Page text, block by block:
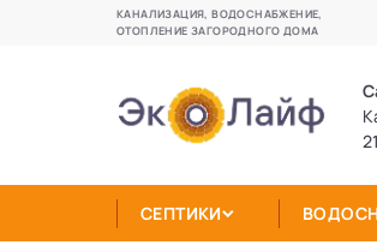
КАНАЛИЗАЦИЯ, ВОДОСНАБЖЕНИЕ,
ОТОПЛЕНИЕ ЗАГОРОДНОГО ДОМА
СЕПТИКИ